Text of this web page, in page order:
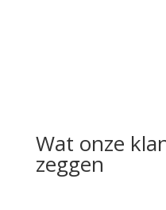
Wat onze
zeggen